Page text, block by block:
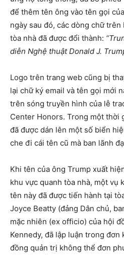
để thêm tên ông vào tên gọi
ngày sau đó, các dòng chữ trên
tòa nhà đã được đổi thành:
diễn Nghệ thuật Donald J.
Logo trên trang web cũng bị
lại chữ ký email và tên gọi mới
trên sóng truyền hình của lễ
Center Honors. Trong một thời
đã được dán lên một số biển
che đi cái tên cũ mà ban lãnh
Khi tên của ông Trump xuất
khu vực quanh tòa nhà, một vụ
tên này đã được tiến hành tại
Joyce Beatty (đảng Dân chủ,
mặc nhiên (ex officio) của hội
Kennedy, đã lập luận trong đơn
đồng quản trị không thể đơn